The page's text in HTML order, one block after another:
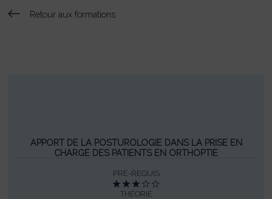
Retour aux formations
APPORT DE LA POSTUROLOGIE DANS LA PRISE EN
CHARGE DES PATIENTS EN ORTHOPTIE
PRÉ-REQUIS
THÉORIE